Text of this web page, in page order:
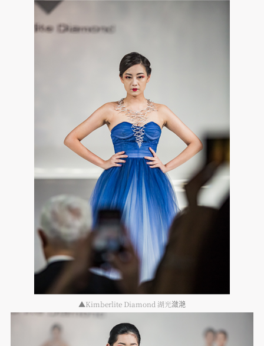
▲Kimberlite Diamond 湖光潋滟